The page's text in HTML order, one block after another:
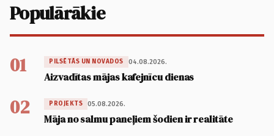
Populārākie
01 PILSĒTĀS UN NOVADOS 04.08.2026.
Aizvadītas mājas kafejnīcu dienas
02 PROJEKTS 05.08.2026.
Māja no salmu paneļiem šodien ir realitāte